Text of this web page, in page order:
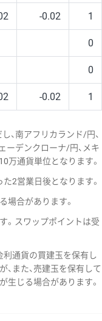
-0.02 1
0
0
-0.02 1
、南アフリカランド/円、
ーデンクローナ/円、メキ
万通貨単位となります。
2営業日後となります。
場合があります。
。スワップポイントは受
利通貨の買建玉を保有し
また、売建玉を保有して
生じる場合があります。